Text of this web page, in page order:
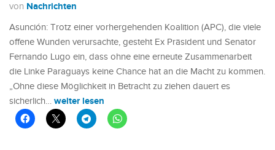
von Nachrichten
Asunción: Trotz einer vorhergehenden Koalition (APC), die viele
offene Wunden verursachte, gesteht Ex Präsident und Senator
Fernando Lugo ein, dass ohne eine erneute Zusammenarbeit
die Linke Paraguays keine Chance hat an die Macht zu kommen.
„Ohne diese Möglichkeit in Betracht zu ziehen dauert es
sicherlich… weiter lesen